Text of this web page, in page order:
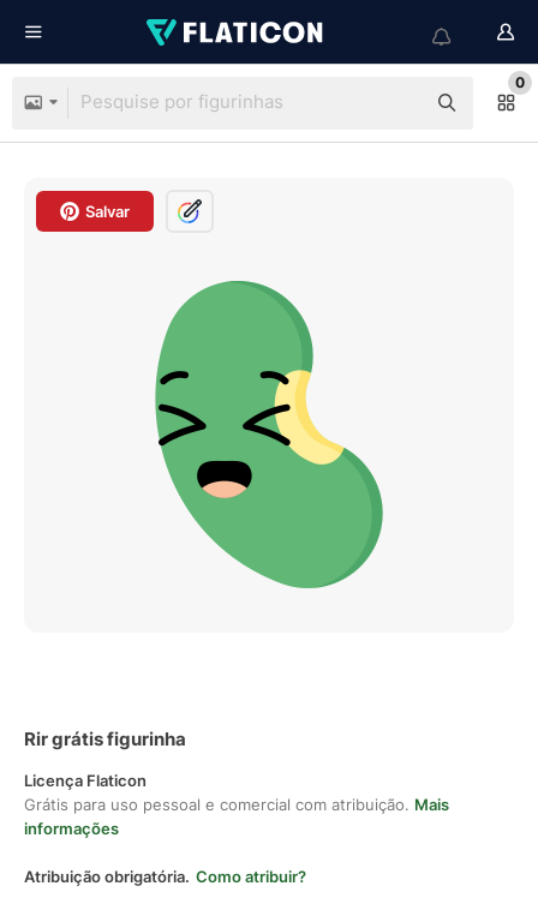
0
Salvar
Rir grátis figurinha
Licença Flaticon
Grátis para uso pessoal e comercial com atribuição. Mais
informações
Atribuição obrigatória. Como atribuir?